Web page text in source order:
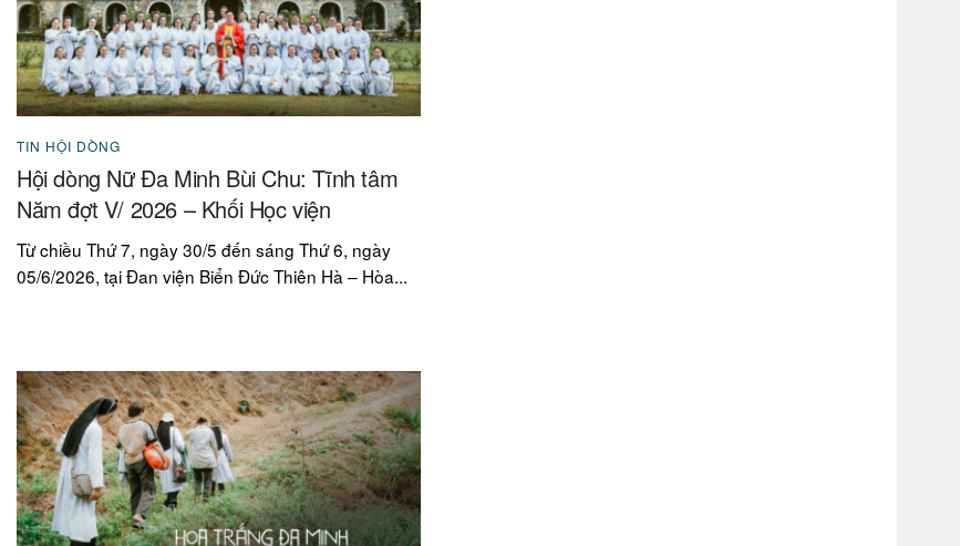
TIN HỘI DÒNG
Hội dòng Nữ Đa Minh Bùi Chu: Tĩnh tâm
Năm đợt V/ 2026 – Khối Học viện
Từ chiều Thứ 7, ngày 30/5 đến sáng Thứ 6, ngày
05/6/2026, tại Đan viện Biển Đức Thiên Hà – Hòa...